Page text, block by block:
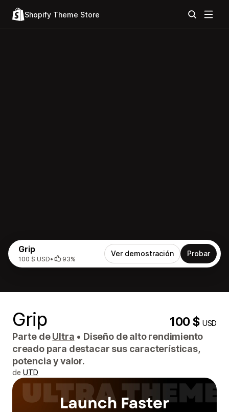
Shopify Theme Store
Grip
100 $ USD• 93%
Ver demostración Probar
Grip 100 $USD
Parte deUltra • Diseño de alto rendimiento
creado para destacar sus características,
potencia y valor.
de UTD